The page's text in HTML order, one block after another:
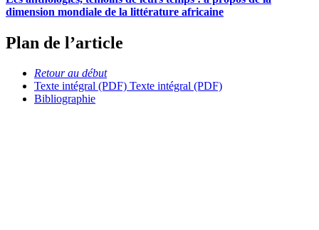
dimension mondiale de la littérature africaine
Plan de l’article
Retour au début
Texte intégral (PDF) Texte intégral (PDF)
Bibliographie